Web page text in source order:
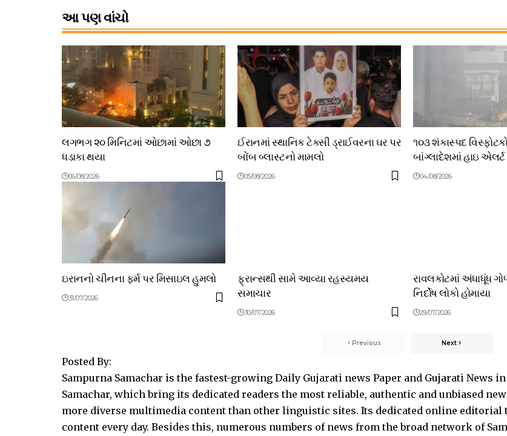
આ પણ વાંચો
લગભગ ૨૦ મિનિટમાં ઓછામાં ઓછા ૭
ધડાકા થયા
06/08/2026
ઈરાનમાં સ્થાનિક ટેક્સી ડ્રાઈવરના ઘર પર
બોંબ બ્લાસ્ટનો મામલો
05/08/2026
૧૦૩ શંકાસ્પદ
બાંગ્લાદેશમાં હાઇ એલર્ટ
04/08/2026
ઇરાનનો ચીનના ફર્મ પર મિસાઇલ હુમલો
31/07/2026
ફ્રાન્સથી સામે આવ્યા રહસ્યમય
સમાચાર
30/07/2026
રાવલકોટમાં અંધાધૂંધ
નિર્દોષ લોકો હોમાયા
29/07/2026
Previous Next
Posted By:
Sampurna Samachar is the fastest-growing Daily Gujarati news Paper and Gujarati News
Samachar, which bring its dedicated readers the most reliable, authentic and unbiased
more diverse multimedia content than other linguistic sites. Its dedicated online editorial
content every day. Besides this, numerous numbers of news from the broad network of